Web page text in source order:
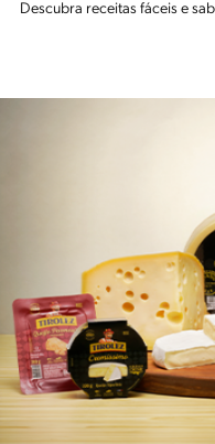
Descubra receitas fáceis e